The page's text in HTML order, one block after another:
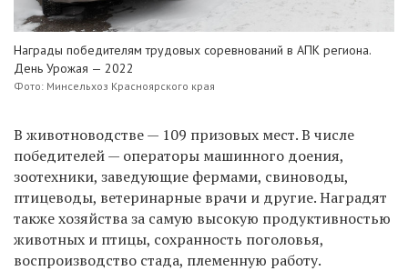
Награды победителям трудовых соревнований в АПК региона.
День Урожая — 2022
Фото: Минсельхоз Красноярского края
В животноводстве — 109 призовых мест. В числе
победителей — операторы машинного доения,
зоотехники, заведующие фермами, свиноводы,
птицеводы, ветеринарные врачи и другие. Наградят
также хозяйства за самую высокую продуктивностью
животных и птицы, сохранность поголовья,
воспроизводство стада, племенную работу.